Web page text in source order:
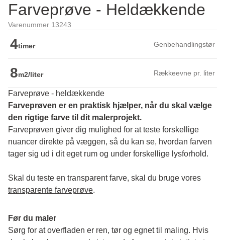
Farveprøve - Heldækkende
Varenummer 13243
4timer Genbehandlingstør
8m2/liter Rækkeevne pr. liter
Farveprøve - heldækkende
Farveprøven er en praktisk hjælper, når du skal vælge
den rigtige farve til dit malerprojekt.
Farveprøven giver dig mulighed for at teste forskellige
nuancer direkte på væggen, så du kan se, hvordan farven
tager sig ud i dit eget rum og under forskellige lysforhold.
transparente farveprøve.
Før du maler
Sørg for at overfladen er ren, tør og egnet til maling. Hvis